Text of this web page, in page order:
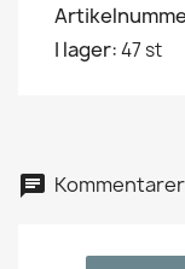
I lager:47 st